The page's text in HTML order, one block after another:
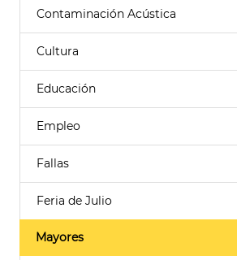
Contaminación Acústica
Cultura
Educación
Empleo
Fallas
Feria de Julio
Mayores